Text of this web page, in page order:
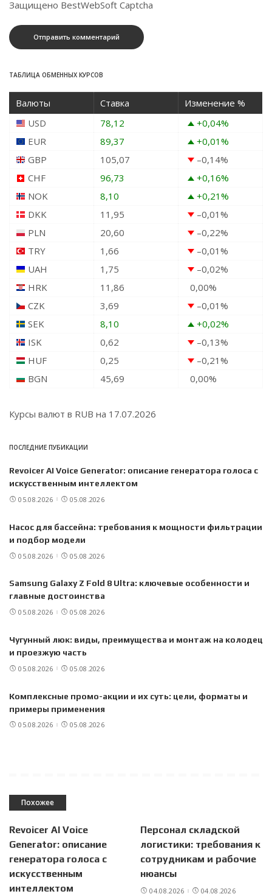
Защищено BestWebSoft Captcha
ТАБЛИЦА ОБМЕННЫХ КУРСОВ
Валюты Ставка
Изменение %
USD
78,12 +0,04%
EUR
89,37 +0,01%
GBP
105,07 –0,14%
CHF
96,73 +0,16%
NOK
8,10 +0,21%
DKK
11,95 –0,01%
PLN
20,60 –0,22%
TRY
1,66 –0,01%
UAH
1,75 –0,02%
HRK
11,86 0,00%
CZK
3,69 –0,01%
SEK
8,10 +0,02%
ISK
0,62 –0,13%
HUF
0,25 –0,21%
BGN
45,69 0,00%
Курсы валют в RUB на 17.07.2026
ПОСЛЕДНИЕ ПУБИКАЦИИ
Revoicer AI Voice Generator: описание генератора голоса с
искусственным интеллектом
05.08.2026 05.08.2026
Насос для бассейна: требования к мощности фильтрации
и подбор модели
05.08.2026 05.08.2026
Samsung Galaxy Z Fold 8 Ultra: ключевые особенности и
главные достоинства
05.08.2026 05.08.2026
Чугунный люк: виды, преимущества и монтаж на колодец
и проезжую часть
05.08.2026 05.08.2026
Комплексные промо-акции и их суть: цели, форматы и
примеры применения
05.08.2026 05.08.2026
Похожее
Revoicer AI Voice
Generator: описание
генератора голоса с
искусственным
интеллектом
Персонал складской
логистики: требования к
сотрудникам и рабочие
нюансы
04.08.2026 04.08.2026